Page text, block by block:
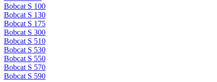
Bobcat S 100
Bobcat S 130
Bobcat S 175
Bobcat S 300
Bobcat S 510
Bobcat S 530
Bobcat S 550
Bobcat S 570
Bobcat S 590